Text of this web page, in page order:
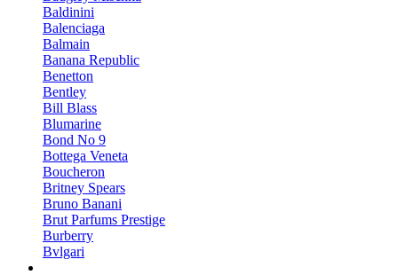
Baldinini
Balenciaga
Balmain
Banana Republic
Benetton
Bentley
Bill Blass
Blumarine
Bond No 9
Bottega Veneta
Boucheron
Britney Spears
Bruno Banani
Brut Parfums Prestige
Burberry
Bvlgari